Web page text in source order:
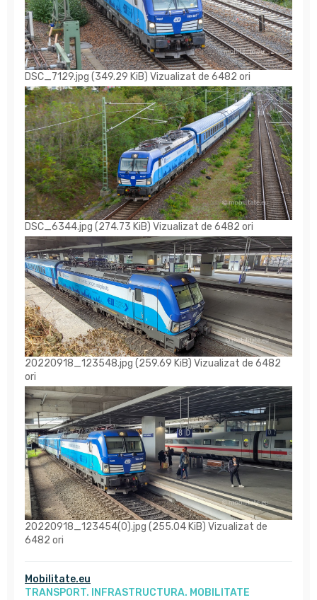
DSC_7129.jpg (349.29 KiB) Vizualizat de 6482 ori
DSC_6344.jpg (274.73 KiB) Vizualizat de 6482 ori
20220918_123548.jpg (259.69 KiB) Vizualizat de 6482
ori
20220918_123454(0).jpg (255.04 KiB) Vizualizat de
6482 ori
Mobilitate.eu
TRANSPORT. INFRASTRUCTURA. MOBILITATE